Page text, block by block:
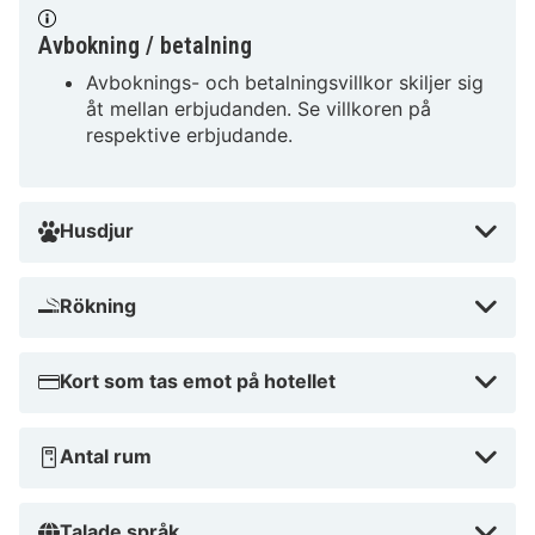
km
Appart'City Collection Genève Aéroport – Ferney
Voltaire ligger i Ferney-Voltaire nära flygplatsen, en
kvarts promenad från både Marché à Ferney-Voltaire
profil ligger 4,6 km från Palexpo och 5,9 km från FN:s
Europa-högkvarter.
Nära Marché à Ferney-Voltaire
Avbokning / betalning
Avboknings- och betalningsvillkor skiljer sig
åt mellan erbjudanden. Se villkoren på
respektive erbjudande.
Husdjur
Rökning
Kort som tas emot på hotellet
Antal rum